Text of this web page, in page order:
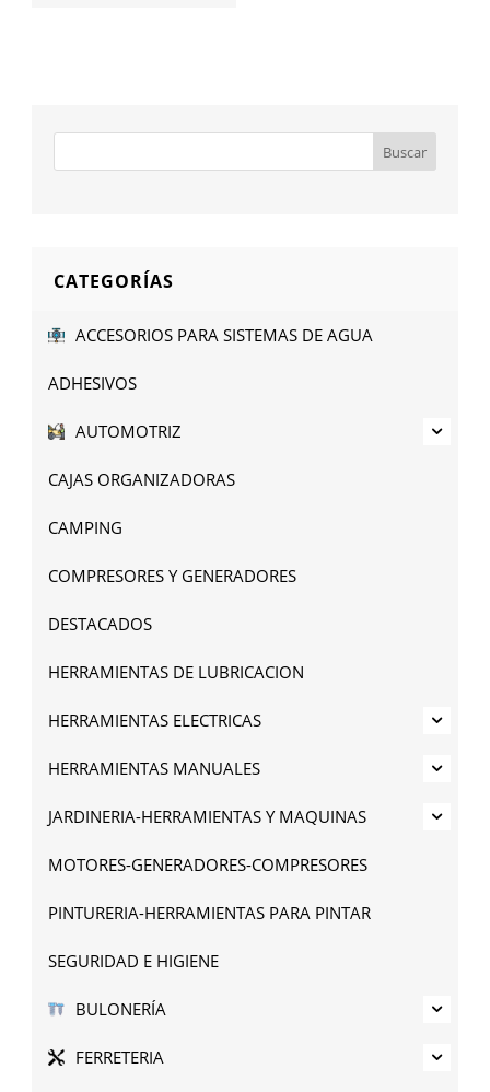
CATEGORÍAS
ACCESORIOS PARA SISTEMAS DE AGUA
ADHESIVOS
AUTOMOTRIZ
CAJAS ORGANIZADORAS
CAMPING
COMPRESORES Y GENERADORES
DESTACADOS
HERRAMIENTAS DE LUBRICACION
HERRAMIENTAS ELECTRICAS
HERRAMIENTAS MANUALES
JARDINERIA-HERRAMIENTAS Y MAQUINAS
MOTORES-GENERADORES-COMPRESORES
PINTURERIA-HERRAMIENTAS PARA PINTAR
SEGURIDAD E HIGIENE
BULONERÍA
FERRETERIA